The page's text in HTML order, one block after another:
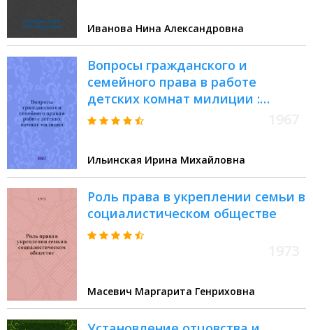
Иванова Нина Александровна
Вопросы гражданского и
семейного права в работе
детских комнат милиции :
Лекция
Ильинская Ирина Михайловна
Роль права в укреплении семьи в
социалистическом обществе
Масевич Маргарита Генриховна